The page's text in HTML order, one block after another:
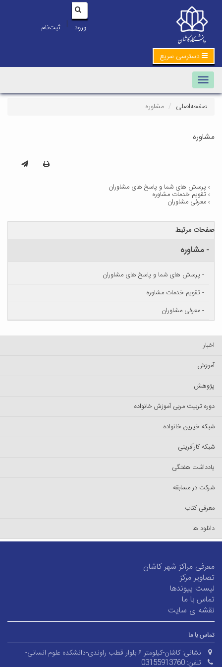
ورود | ثبت‌نام
دسترسی سریع
Toggle navigation
صفحه‌اصلی مشاوره
مشاوره
پرسش های شما و پاسخ های مشاوران
تقویم خدمات مشاوره
معرفی مشاوران
صفحات مرتبط
- مشاوره
- پرسش های شما و پاسخ های مشاوران
- تقویم خدمات مشاوره
- معرفی مشاوران
اخبار
آموزش
پژوهش
دوره تربیت مربی آموزش خانواده
شبکه خیرین خانواده
شبکه کارآفرینی
یادداشت هفتگی
شرکت در مسابقه
معرفی کتاب
دانلود ها
معرفی مراکز شهر کاشان
تصاویر مرکز
لیست پیوند‌ها
تماس با ما
نقشه ی سایت
تماس با ما
نشانی: کاشان-کیلومتر ۶ بلوار قطب راوندی-دانشکده علوم انسانی-
تلفن: 03155913760